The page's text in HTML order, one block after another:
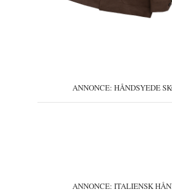
ANNONCE: HÅNDSYEDE
ANNONCE: ITALIENSK